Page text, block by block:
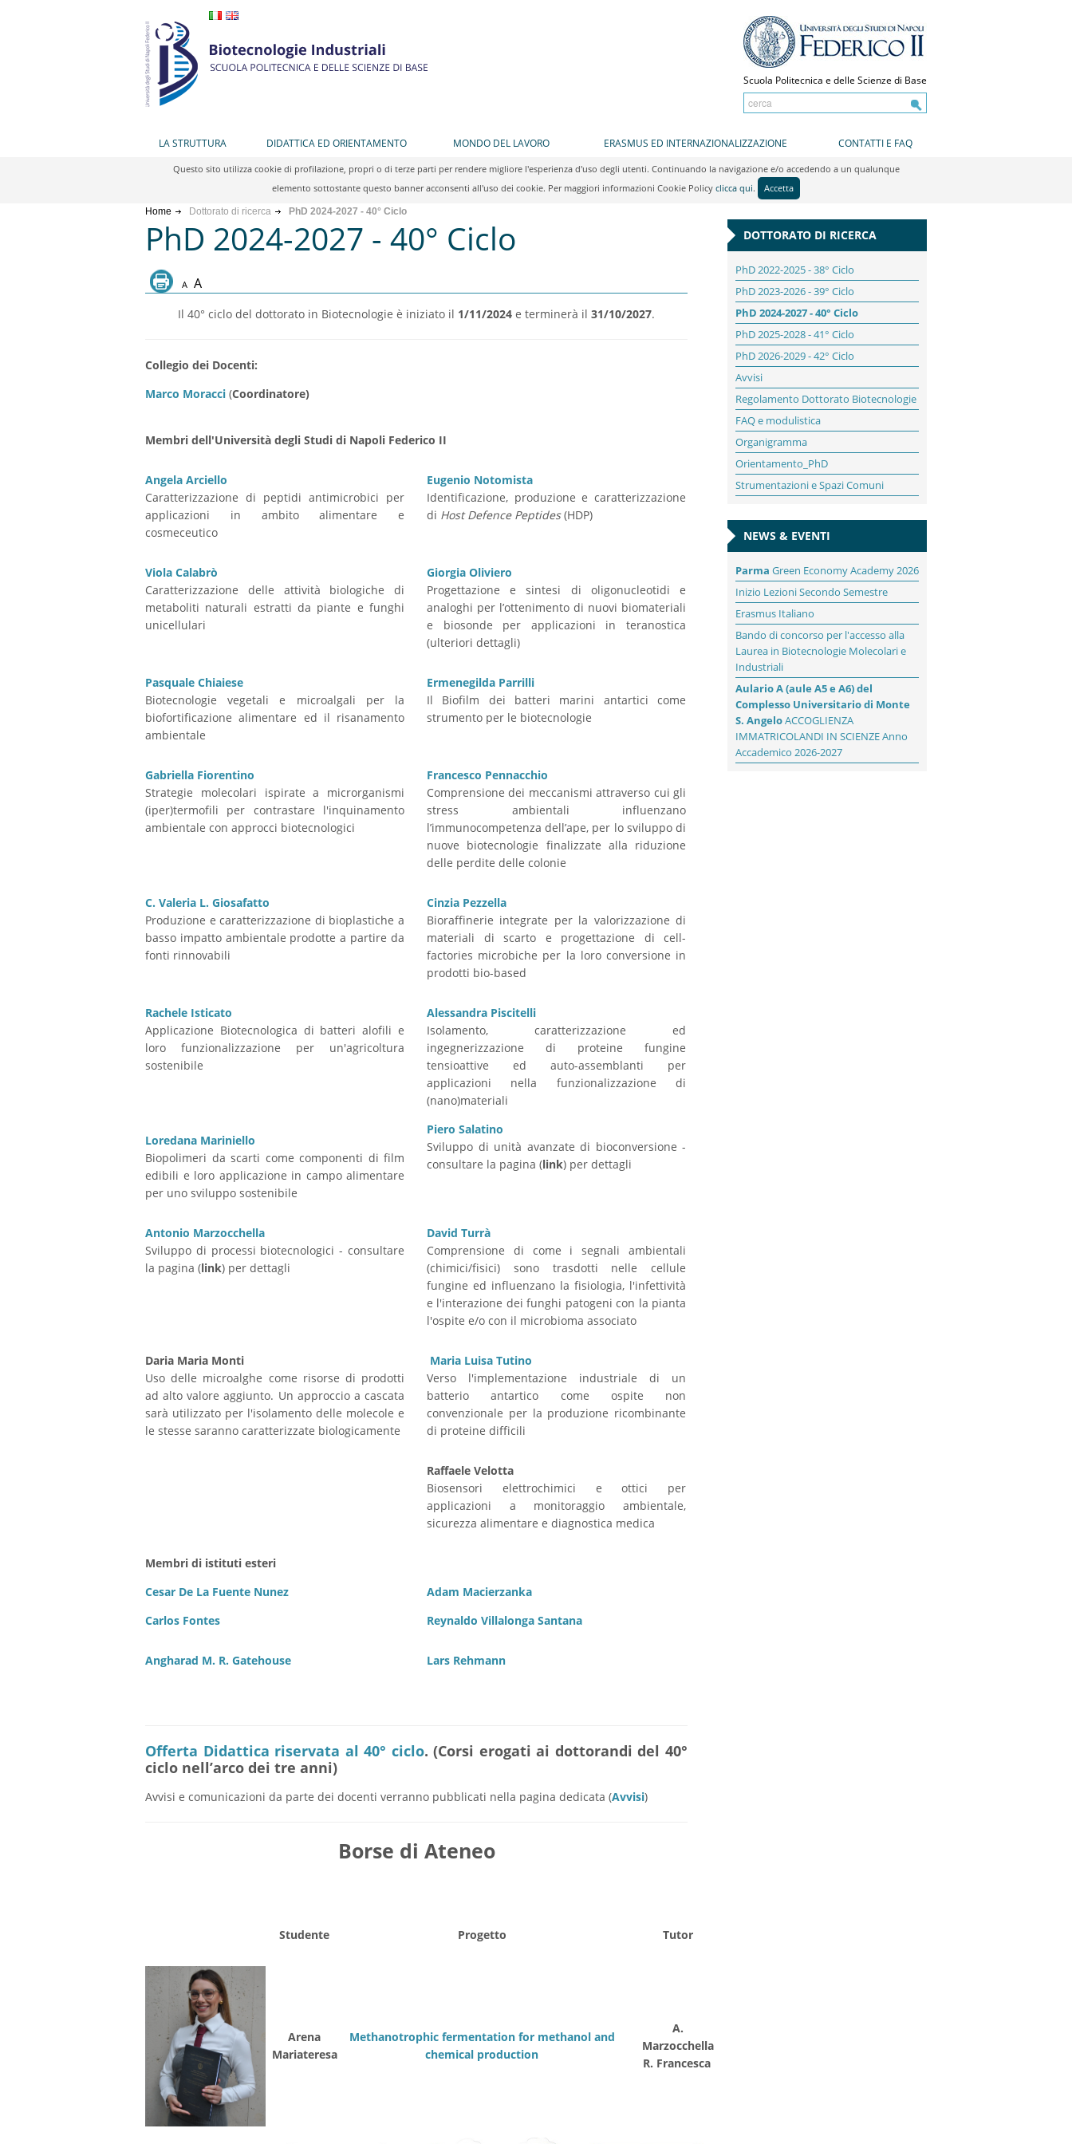
Scuola Politecnica e delle Scienze di Base
LA STRUTTURA DIDATTICA ED ORIENTAMENTO MONDO DEL LAVORO ERASMUS ED INTERNAZIONALIZZAZIONE CONTATTI E FAQ
Questo sito utilizza cookie di profilazione, propri o di terze parti per rendere migliore l'esperienza d'uso degli utenti. Continuando la navigazione e/o accedendo a un qualunque
elemento sottostante questo banner acconsenti all'uso dei cookie. Per maggiori informazioni Cookie Policy clicca qui. Accetta
Home Dottorato di ricerca PhD 2024-2027 - 40° Ciclo
PhD 2024-2027 - 40° Ciclo
A A
Il 40° ciclo del dottorato in Biotecnologie è iniziato il 1/11/2024 e terminerà il 31/10/2027.
Collegio dei Docenti:
Marco Moracci (Coordinatore)
Membri dell'Università degli Studi di Napoli Federico II
Angela Arciello
Caratterizzazione di peptidi antimicrobici per
applicazioni in ambito alimentare e
cosmeceutico
Eugenio Notomista
Identificazione, produzione e caratterizzazione
di Host Defence Peptides(HDP)
Viola Calabrò
Caratterizzazione delle attività biologiche di
metaboliti naturali estratti da piante e funghi
unicellulari
Giorgia Oliviero
Progettazione e sintesi di oligonucleotidi e
analoghi per l’ottenimento di nuovi biomateriali
e biosonde per applicazioni in teranostica
(ulteriori dettagli)
Pasquale Chiaiese
Biotecnologie vegetali e microalgali per la
biofortificazione alimentare ed il risanamento
ambientale
Ermenegilda Parrilli
Il Biofilm dei batteri marini antartici come
strumento per le biotecnologie
Gabriella Fiorentino
Strategie molecolari ispirate a microrganismi
(iper)termofili per contrastare l'inquinamento
ambientale con approcci biotecnologici
Francesco Pennacchio
Comprensione dei meccanismi attraverso cui gli
stress ambientali influenzano
l’immunocompetenza dell’ape, per lo sviluppo di
nuove biotecnologie finalizzate alla riduzione
delle perdite delle colonie
C. Valeria L. Giosafatto
Produzione e caratterizzazione di bioplastiche a
basso impatto ambientale prodotte a partire da
fonti rinnovabili
Cinzia Pezzella
Bioraffinerie integrate per la valorizzazione di
materiali di scarto e progettazione di cell-
factories microbiche per la loro conversione in
prodotti bio-based
Rachele Isticato
Applicazione Biotecnologica di batteri alofili e
loro funzionalizzazione per un'agricoltura
sostenibile
Alessandra Piscitelli
Isolamento, caratterizzazione ed
ingegnerizzazione di proteine fungine
tensioattive ed auto-assemblanti per
applicazioni nella funzionalizzazione di
(nano)materiali
Loredana Mariniello
Biopolimeri da scarti come componenti di film
edibili e loro applicazione in campo alimentare
per uno sviluppo sostenibile
Piero Salatino
Sviluppo di unità avanzate di bioconversione -
consultare la pagina (link) per dettagli
Antonio Marzocchella
Sviluppo di processi biotecnologici - consultare
la pagina (link) per dettagli
David Turrà
Comprensione di come i segnali ambientali
(chimici/fisici) sono trasdotti nelle cellule
fungine ed influenzano la fisiologia, l'infettività
e l'interazione dei funghi patogeni con la pianta
l'ospite e/o con il microbioma associato
Daria Maria Monti
Uso delle microalghe come risorse di prodotti
ad alto valore aggiunto. Un approccio a cascata
sarà utilizzato per l'isolamento delle molecole e
le stesse saranno caratterizzate biologicamente
Maria Luisa Tutino
Verso l'implementazione industriale di un
batterio antartico come ospite non
convenzionale per la produzione ricombinante
di proteine difficili
Raffaele Velotta
Biosensori elettrochimici e ottici per
applicazioni a monitoraggio ambientale,
sicurezza alimentare e diagnostica medica
Membri di istituti esteri
Cesar De La Fuente Nunez
Adam Macierzanka
Carlos Fontes
Reynaldo Villalonga Santana
Angharad M. R. Gatehouse Lars Rehmann
Offerta Didattica riservata al 40° ciclo.(Corsi erogati ai dottorandi del 40°
ciclo nell’arco dei tre anni)
Avvisi e comunicazioni da parte dei docenti verranno pubblicati nella pagina dedicata (Avvisi)
Borse di Ateneo
Studente Progetto Tutor
Arena
Mariateresa
Methanotrophic fermentation for methanol and
chemical production
A.
Marzocchella
R. Francesca
DOTTORATO DI RICERCA
PhD 2022-2025 - 38° Ciclo
PhD 2023-2026 - 39° Ciclo
PhD 2024-2027 - 40° Ciclo
PhD 2025-2028 - 41° Ciclo
PhD 2026-2029 - 42° Ciclo
Avvisi
Regolamento Dottorato Biotecnologie
FAQ e modulistica
Organigramma
Orientamento_PhD
Strumentazioni e Spazi Comuni
NEWS & EVENTI
Parma Green Economy Academy 2026
Inizio Lezioni Secondo Semestre
Erasmus Italiano
Bando di concorso per l'accesso alla
Laurea in Biotecnologie Molecolari e
Industriali
Aulario A (aule A5 e A6) del
Complesso Universitario di Monte
S. AngeloACCOGLIENZA
IMMATRICOLANDI IN SCIENZE Anno
Accademico 2026-2027